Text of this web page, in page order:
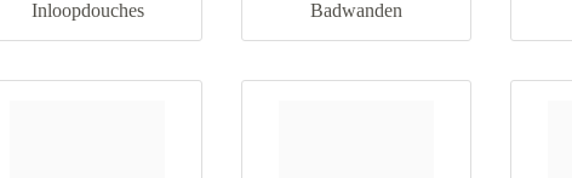
Inloopdouches Badwanden